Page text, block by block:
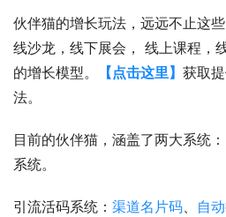
伙伴猫的增长玩法，远远不止这
线沙龙，线下展会， 线上课程，
的增长模型。
【点击这里】 获取
法。
目前的伙伴猫，涵盖了两大系统
系统。
引流活码系统： 渠道名片码、 自